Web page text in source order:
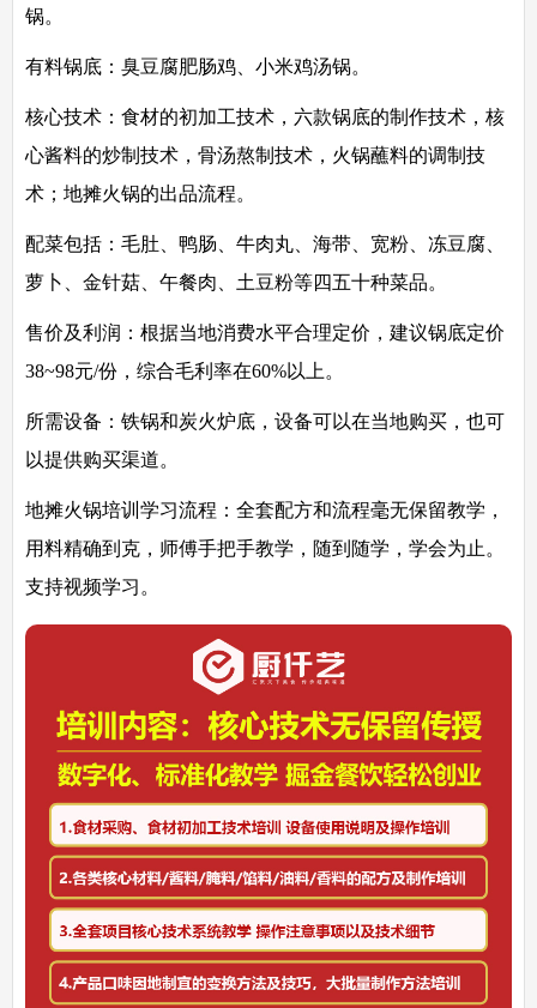
锅。
有料锅底：臭豆腐肥肠鸡、小米鸡汤锅。
核心技术： 食材的初加工技术，六款锅底的制作技术，核
心酱料的炒制技术，骨汤熬制技术，火锅蘸料的调制技
术；地摊火锅的出品流程。
配菜包括： 毛肚、鸭肠、牛肉丸、海带、宽粉、冻豆腐、
萝卜、金针菇、午餐肉、土豆粉等四五十种菜品。
售价及利润： 根据当地消费水平合理定价，建议锅底定价
38~98元/份，综合毛利率在60%以上。
所需设备： 铁锅和炭火炉底，设备可以在当地购买，也可
以提供购买渠道。
地摊火锅培训 学习流程： 全套配方和流程毫无保留教学，
用料精确到克，师傅手把手教学，随到随学，学会为止。
支持视频学习。